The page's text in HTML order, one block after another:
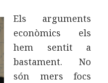
Els arguments
econòmics els
hem sentit a
bastament. No
són mers focs